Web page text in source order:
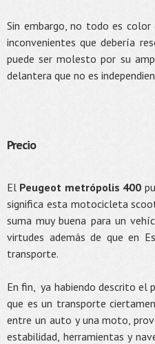
Sin embargo, no todo es color
inconvenientes que debería
puede ser molesto por su
delantera que no es
Precio
El Peugeot metrópolis 400
significa esta motocicleta
suma muy buena para un
virtudes además de que en
transporte.
En fin, ya habiendo descrito el
que es un transporte
entre un auto y una moto,
estabilidad, herramientas y